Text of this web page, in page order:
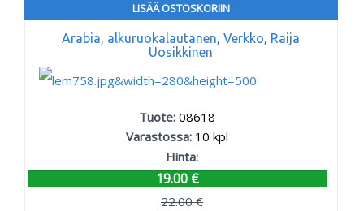
LISÄÄ OSTOSKORIIN
Arabia, alkuruokalautanen, Verkko, Raija
Uosikkinen
Tuote:08618
Varastossa: 10 kpl
Hinta:
19.00 €
22.00 €